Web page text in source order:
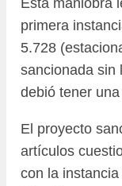
primera
5.728
sancionada sin
debió tener
El proyecto
artículos
con la